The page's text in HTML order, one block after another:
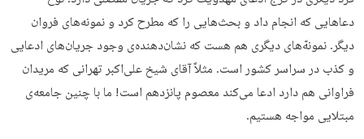
دعاهایی که انجام داد و بحث‌هایی را که مطرح کرد و نمونه‌های فروان
دیگر. نمونه‌ّهای دیگری هم هست که نشان‌دهنده‌ی وجود جریان‌های ادعایی
و کذب در سراسر کشور است. مثلاً آقای شیخ علی‌اکبر تهرانی که مریدان
فراوانی هم دارد ادعا می‌کند معصوم پانزدهم است! ما با چنین جامعه‌ی
مبتلایی مواجه هستیم.